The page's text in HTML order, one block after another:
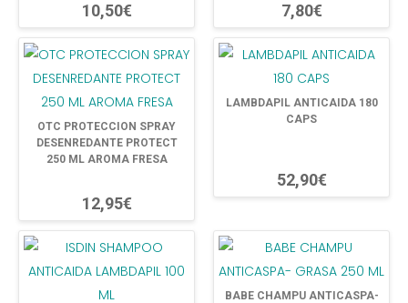
10,50€ 7,80€
OTC PROTECCION SPRAY
DESENREDANTE PROTECT
250 ML AROMA FRESA
12,95€
LAMBDAPIL ANTICAIDA 180
CAPS
52,90€
BABE CHAMPU ANTICASPA-